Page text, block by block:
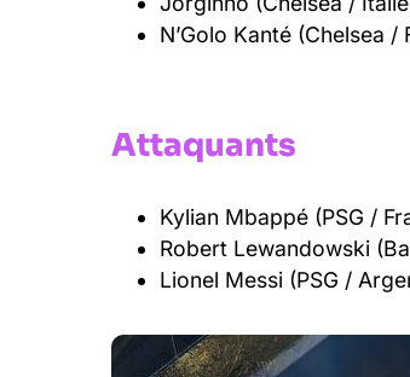
N’Golo Kanté (Chelsea /
Attaquants
Kylian Mbappé (PSG /
Robert Lewandowski
Lionel Messi (PSG /